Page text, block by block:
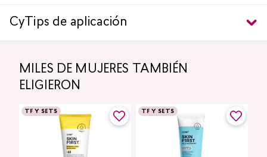
CyTips de aplicación
MILES DE MUJERES TAMBIÉN
ELIGIERON
TF Y SETS TF Y SETS